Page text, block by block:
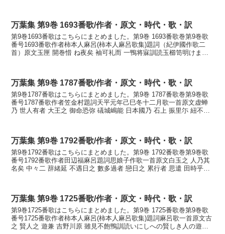
万葉集 第9巻 1693番歌/作者・原文・時代・歌・訳
第9巻1693番歌はこちらにまとめました。第9巻 1693番歌巻第9巻歌
番号1693番歌作者柿本人麻呂(柿本人麻呂歌集)題詞（紀伊國作歌二
首）原文玉匣 開巻惜 ね夜矣 袖可礼而 一鴨将寐訓読玉櫛笥明けまく
万葉集 第9巻 1787番歌/作者・原文・時代・歌・訳
第9巻1787番歌はこちらにまとめました。第9巻 1787番歌巻第9巻歌
番号1787番歌作者笠金村題詞天平元年己巳冬十二月歌一首原文虚蝉
乃 世人有者 大王之 御命恐弥 礒城嶋能 日本國乃 石上 振里尓 紐不解
万葉集 第9巻 1792番歌/作者・原文・時代・歌・訳
第9巻1792番歌はこちらにまとめました。第9巻 1792番歌巻第9巻歌
番号1792番歌作者田辺福麻呂題詞思娘子作歌一首原文白玉之 人乃其
名矣 中々二 辞緒延 不遇日之 數多過者 戀日之 累行者 思遣 田時乎白
万葉集 第9巻 1725番歌/作者・原文・時代・歌・訳
第9巻1725番歌はこちらにまとめました。第9巻 1725番歌巻第9巻歌
番号1725番歌作者柿本人麻呂(柿本人麻呂歌集)題詞麻呂歌一首原文古
之 賢人之 遊兼 吉野川原 雖見不飽鴨訓読いにしへの賢しき人の遊び